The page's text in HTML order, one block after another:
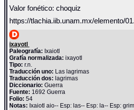
Valor fonético: choquiz
https://tlachia.iib.unam.mx/elemento/
ixayotl
Paleografía: Ixaiotl
Grafía normalizada: ixayotl
Tipo: r.n.
Traducción uno: Las lagrimas
Traducción dos: lagrimas
Diccionario:Guerra
Fuente: 1692 Guerra
Folio: 54
Notas: Ixaiotl aio-- Esp: las-- Esp: la-- Esp: